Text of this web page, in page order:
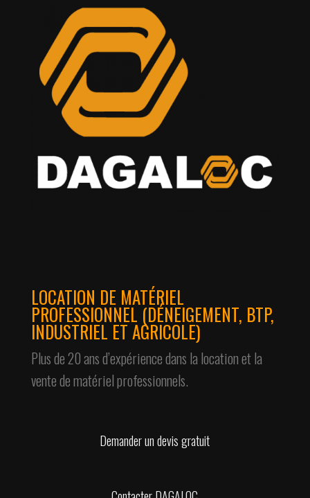
LOCATION DE MATÉRIEL
PROFESSIONNEL (DÉNEIGEMENT, BTP,
INDUSTRIEL ET AGRICOLE)
Plus de 20 ans d’expérience dans la location et la
vente de matériel professionnels.
Demander un devis gratuit